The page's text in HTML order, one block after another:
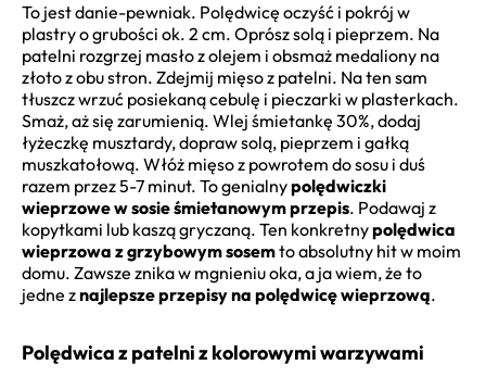
To jest danie-pewniak. Polędwicę oczyść i pokrój w
plastry o grubości ok. 2 cm. Oprósz solą i pieprzem. Na
patelni rozgrzej masło z olejem i obsmaż medaliony na
złoto z obu stron. Zdejmij mięso z patelni. Na ten sam
tłuszcz wrzuć posiekaną cebulę i pieczarki w plasterkach.
Smaż, aż się zarumienią. Wlej śmietankę 30%, dodaj
łyżeczkę musztardy, dopraw solą, pieprzem i gałką
muszkatołową. Włóż mięso z powrotem do sosu i duś
razem przez 5-7 minut. To genialnypolędwiczki
wieprzowe w sosie śmietanowym przepis. Podawaj z
kopytkami lub kaszą gryczaną. Ten konkretnypolędwica
wieprzowa z grzybowym sosemto absolutny hit w moim
domu. Zawsze znika w mgnieniu oka, a ja wiem, że to
jedne znajlepsze przepisy na polędwicę wieprzową.
Polędwica z patelni z kolorowymi warzywami